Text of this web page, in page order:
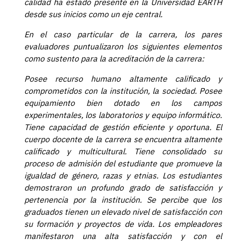
calidad ha estado presente en la Universidad EARTH
desde sus inicios como un eje central.
En el caso particular de la carrera, los pares
evaluadores puntualizaron los siguientes elementos
como sustento para la acreditación de la carrera:
Posee recurso humano altamente calificado y
comprometidos con la institución, la sociedad. Posee
equipamiento bien dotado en los campos
experimentales, los laboratorios y equipo informático.
Tiene capacidad de gestión eficiente y oportuna. El
cuerpo docente de la carrera se encuentra altamente
calificado y multicultural. Tiene consolidado su
proceso de admisión del estudiante que promueve la
igualdad de género, razas y etnias. Los estudiantes
demostraron un profundo grado de satisfacción y
pertenencia por la institución. Se percibe que los
graduados tienen un elevado nivel de satisfacción con
su formación y proyectos de vida. Los empleadores
manifestaron una alta satisfacción y con el